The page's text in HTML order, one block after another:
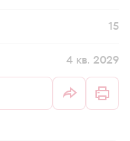
15
4 кв. 2029